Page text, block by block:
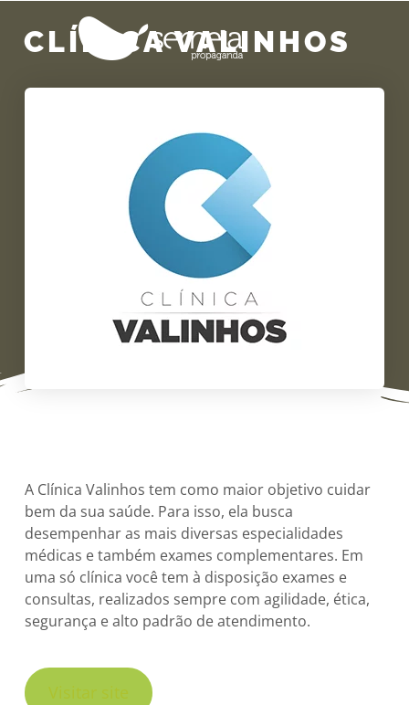
CLÍNICA VALINHOS
A Clínica Valinhos tem como maior objetivo cuidar
bem da sua saúde. Para isso, ela busca
desempenhar as mais diversas especialidades
médicas e também exames complementares. Em
uma só clínica você tem à disposição exames e
consultas, realizados sempre com agilidade, ética,
segurança e alto padrão de atendimento.
Visitar site